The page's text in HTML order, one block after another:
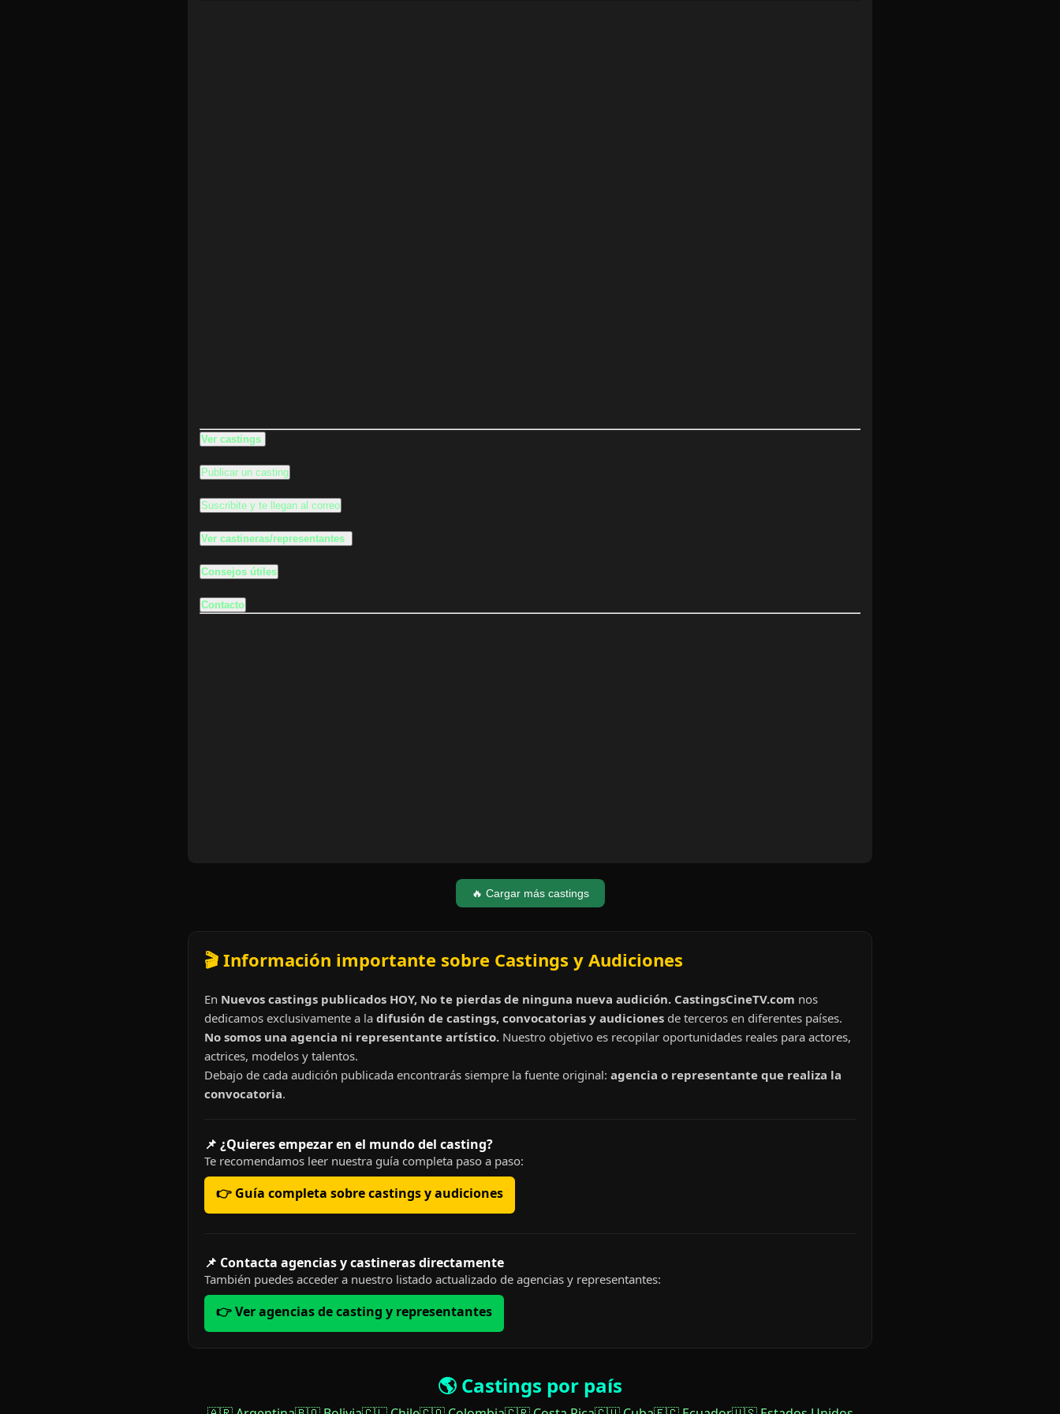
Ver castings
Publicar un casting
Suscribite y te llegan al correo
Ver castineras/representantes
Consejos útiles
Contacto
🔥 Cargar más castings
🎬 Información importante sobre Castings y Audiciones
En Nuevos castings publicados HOY, No te pierdas de ninguna nueva audición. CastingsCineTV.com nos
dedicamos exclusivamente a la difusión de castings, convocatorias y audiciones de terceros en diferentes países.
No somos una agencia ni representante artístico. Nuestro objetivo es recopilar oportunidades reales para actores,
actrices, modelos y talentos.
Debajo de cada audición publicada encontrarás siempre la fuente original: agencia o representante que realiza la
convocatoria.
📌 ¿Quieres empezar en el mundo del casting?
Te recomendamos leer nuestra guía completa paso a paso:
👉 Guía completa sobre castings y audiciones
📌 Contacta agencias y castineras directamente
También puedes acceder a nuestro listado actualizado de agencias y representantes:
👉 Ver agencias de casting y representantes
🌎 Castings por país